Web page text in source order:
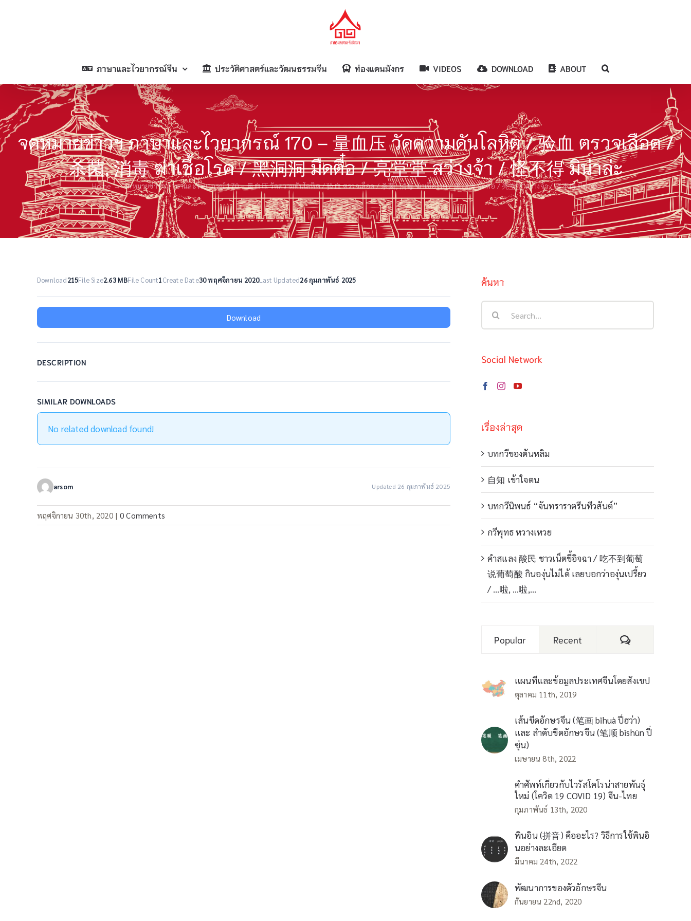
ภาษาและไวยากรณ์จีน ประวัติศาสตร์และวัฒนธรรมจีน ท่องแดนมังกร VIDEOS DOWNLOAD ABOUT
จดหมายข่าวฯ ภาษาและไวยากรณ์ 170 – 量血压 วัดความดันโลหิต / 验血 ตรวจเลือด /
杀菌, 消毒 ฆ่าเชื้อโรค / 黑洞洞 มืดตื๋อ / 亮堂堂 สว่างจ้า / 怪不得 มิน่าล่ะ
Home จดหมายข่าวฯ ภาษาและไวยากรณ์ 170 – 量血压 วัดความดันโลหิต / 验血 ตรวจเลือด / 杀菌, 消毒 ฆ่าเชื้อโรค / 黑洞洞 มืดตื๋อ / 亮堂堂 สว่างจ้า / 怪不得 มิน่าล่ะ
Download215File Size2.63 MBFile Count1Create Date30 พฤศจิกายน 2020Last Updated26 กุมภาพันธ์ 2025
Download
DESCRIPTION
SIMILAR DOWNLOADS
No related download found!
arsom Updated 26 กุมภาพันธ์ 2025
พฤศจิกายน 30th, 2020 | 0 Comments
ค้นหา
Social Network
เรื่องล่าสุด
บทกวีของตันหลิม
自知 เข้าใจตน
บทกวีนิพนธ์ “จันทราราตรีนทีวสันต์”
กวีพุทธ หวางเหวย
คำสแลง 酸民 ชาวเน็ตขี้อิจฉา / 吃不到葡萄
说葡萄酸 กินองุ่นไม่ได้ เลยบอกว่าองุ่นเปรี้ยว
/ …啦, …啦,…
Popular Recent Comments
แผนที่และข้อมูลประเทศจีนโดยสังเขป
ตุลาคม 11th, 2019
เส้นขีดอักษรจีน (笔画 bǐhuà ปี่ฮว่า)
และ ลำดับขีดอักษรจีน (笔顺 bǐshùn ปี่
ซุ่น)
เมษายน 8th, 2022
คำศัพท์เกี่ยวกับไวรัสโคโรน่าสายพันธุ์
ใหม่ (โควิด 19 COVID 19) จีน-ไทย
กุมภาพันธ์ 13th, 2020
พินอิน (拼音) คืออะไร? วิธีการใช้พินอิ
นอย่างละเอียด
มีนาคม 24th, 2022
พัฒนาการของตัวอักษรจีน
กันยายน 22nd, 2020